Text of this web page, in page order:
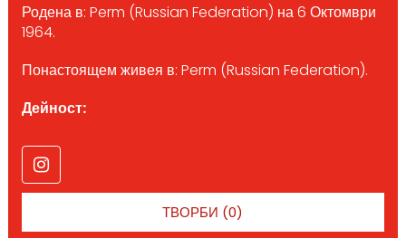
Родена в: Perm (Russian Federation) на 6 Октомври
1964.
Понастоящем живея в: Perm (Russian Federation).
Дейност:
ТВОРБИ (0)